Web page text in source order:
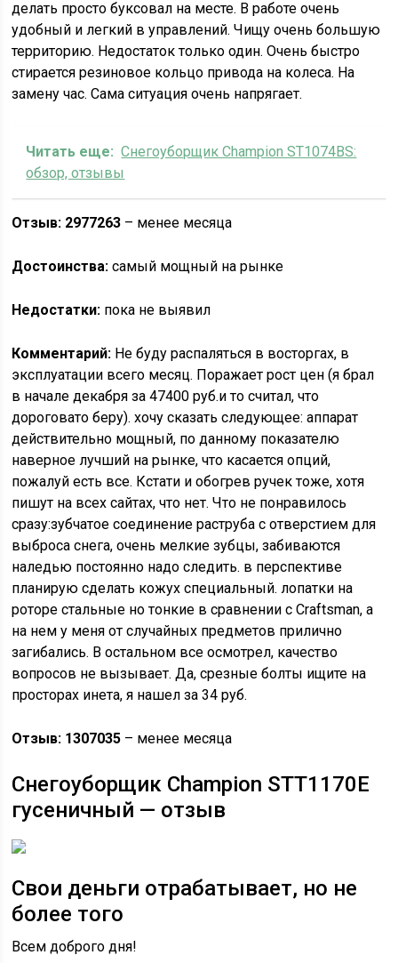
делать просто буксовал на месте. В работе очень
удобный и легкий в управлений. Чищу очень большую
территорию. Недостаток только один. Очень быстро
стирается резиновое кольцо привода на колеса. На
замену час. Сама ситуация очень напрягает.
Читать еще: Снегоуборщик Champion ST1074BS:
обзор, отзывы
Отзыв: 2977263 – менее месяца
Достоинства: самый мощный на рынке
Недостатки: пока не выявил
Комментарий: Не буду распаляться в восторгах, в
эксплуатации всего месяц. Поражает рост цен (я брал
в начале декабря за 47400 руб.и то считал, что
дороговато беру). хочу сказать следующее: аппарат
действительно мощный, по данному показателю
наверное лучший на рынке, что касается опций,
пожалуй есть все. Кстати и обогрев ручек тоже, хотя
пишут на всех сайтах, что нет. Что не понравилось
сразу:зубчатое соединение раструба с отверстием для
выброса снега, очень мелкие зубцы, забиваются
наледью постоянно надо следить. в перспективе
планирую сделать кожух специальный. лопатки на
роторе стальные но тонкие в сравнении с Craftsman, а
на нем у меня от случайных предметов прилично
загибались. В остальном все осмотрел, качество
вопросов не вызывает. Да, срезные болты ищите на
просторах инета, я нашел за 34 руб.
Отзыв: 1307035 – менее месяца
Снегоуборщик Champion STT1170E
гусеничный — отзыв
Свои деньги отрабатывает, но не
более того
Всем доброго дня!